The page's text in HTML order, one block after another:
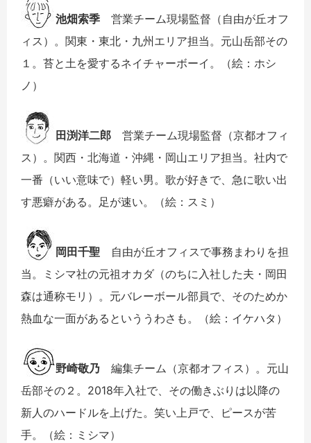
池畑索季 営業チーム現場監督（自由が丘オフ
ィス）。関東・東北・九州エリア担当。元山岳部その
１。苔と土を愛するネイチャーボーイ。（絵：ホシ
ノ）
田渕洋二郎 営業チーム現場監督（京都オフィ
ス）。関西・北海道・沖縄・岡山エリア担当。社内で
一番（いい意味で）軽い男。歌が好きで、急に歌い出
す悪癖がある。足が速い。（絵：スミ）
岡田千聖 自由が丘オフィスで事務まわりを担
当。ミシマ社の元祖オカダ（のちに入社した夫・岡田
森は通称モリ）。元バレーボール部員で、そのためか
熱血な一面があるといううわさも。（絵：イケハタ）
野崎敬乃 編集チーム（京都オフィス）。元山
岳部その２。2018年入社で、その働きぶりは以降の
新人のハードルを上げた。笑い上戸で、ピースが苦
手。（絵：ミシマ）